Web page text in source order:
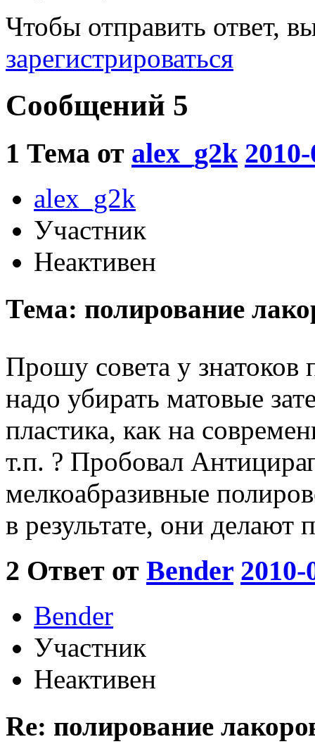
Чтобы отправить ответ,
зарегистрироваться
Сообщений 5
1 Тема от alex_g2k
alex_g2k
Участник
Неактивен
Тема: полирование
Прошу совета у знатоков
надо убирать матовые
пластика, как на
т.п. ? Пробовал
мелкоабразивные
в результате, они делают
2 Ответ от Bender 2010-
Bender
Участник
Неактивен
Re: полирование